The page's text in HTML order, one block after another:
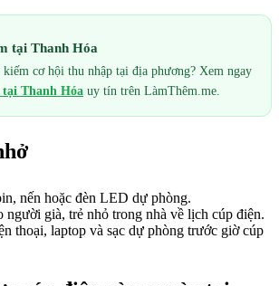
tại Thanh Hóa
cơ hội thu nhập tại địa phương? Xem ngay
tại Thanh Hóa uy tín trên LàmThêm.me.
nến hoặc đèn LED dự phòng.
người già, trẻ nhỏ trong nhà về lịch cúp điện.
thoại, laptop và sạc dự phòng trước giờ cúp